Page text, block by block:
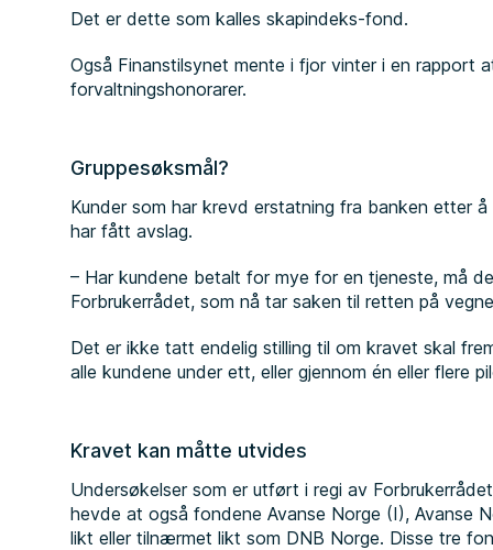
Det er dette som kalles skapindeks-fond.
Også Finanstilsynet mente i fjor vinter i en rapport
forvaltningshonorarer.
Gruppesøksmål?
Kunder som har krevd erstatning fra banken etter
har fått avslag.
– Har kundene betalt for mye for en tjeneste, må
Forbrukerrådet, som nå tar saken til retten på
Det er ikke tatt endelig stilling til om kravet skal
alle kundene under ett, eller gjennom én eller flere
Kravet kan måtte utvides
Undersøkelser som er utført i regi av
hevde at også fondene Avanse Norge (I), Avanse
likt eller tilnærmet likt som DNB Norge. Disse tre